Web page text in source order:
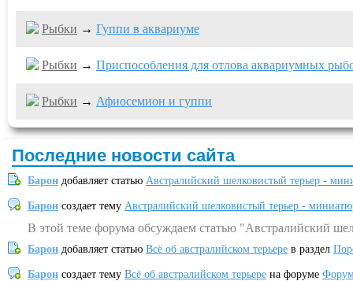
Рыбки → Гуппи в аквариуме
Рыбки → Приспособления для отлова аквариумных
Рыбки → Афиосемион и гуппи
Последние новости сайта
Барон добавляет статью Австралийский шелковистый терьер -
Барон создает тему Австралийский шелковистый терьер -
В этой теме форума обсуждаем статью "Австралийский
Барон добавляет статью Всё об австралийском терьере в раздел
Барон создает тему Всё об австралийском терьере на форуме